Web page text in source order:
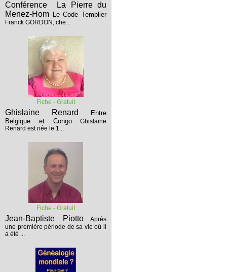
Conférence La Pierre du
Menez-Hom Le Code Templier
Franck GORDON, che...
Fiche - Gratuit
Ghislaine Renard
Entre
Belgique et Congo
Ghislaine
Renard est née le 1...
Fiche - Gratuit
Jean-Baptiste Piotto
Après
une première période de sa vie où il
a été ...